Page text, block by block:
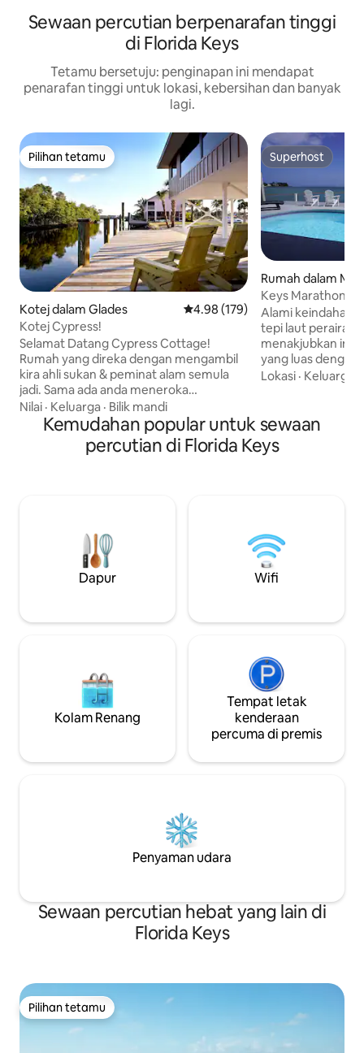
Sewaan percutian berpenarafan tinggi
di Florida Keys
Tetamu bersetuju: penginapan ini mendapat
penarafan tinggi untuk lokasi, kebersihan dan banyak
lagi.
Pilihan tetamu
Pilihan tetamu
Kotej dalam Glades Penarafan purata 4.98 daripada
4.98 (179)
Kotej Cypress!
Selamat Datang Cypress Cottage!
Rumah yang direka dengan mengambil
kira ahli sukan & peminat alam semula
jadi. Sama ada anda meneroka
pedalaman di Big Cypress atau
Menavigasi melalui Everglades & Ten-
Thousand Islands anda akan mendapat
tempat yang selesa untuk mengecas
kayak anda. Pelabuhan kami
menawarkan tempat yang sesuai untuk
menyimpan bot anda supaya anda boleh
memanfaatkan sepenuhnya
Nilai · Keluarga · Bilik mandi
Superhost
Superhost
Rumah dalam
Keys Marathon
Bilik Tidur, 3.5
Renang.
Alami keindahan
tepi laut perairan
menakjubkan ini
yang luas dengan
mandi ini
berpenghujung. Susun atur terbuka dua
tingkat direka
menyediakan
Daftar keluar
Lokasi · Keluarga
Kemudahan popular untuk sewaan
percutian di Florida Keys
Dapur Wifi
Kolam Renang
Tempat letak
kenderaan
percuma di premis
Penyaman udara
Sewaan percutian hebat yang lain di
Florida Keys
Pilihan tetamu
Pilihan tetamu